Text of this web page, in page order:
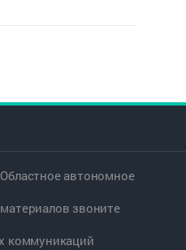
автономное
звоните
коммуникаций